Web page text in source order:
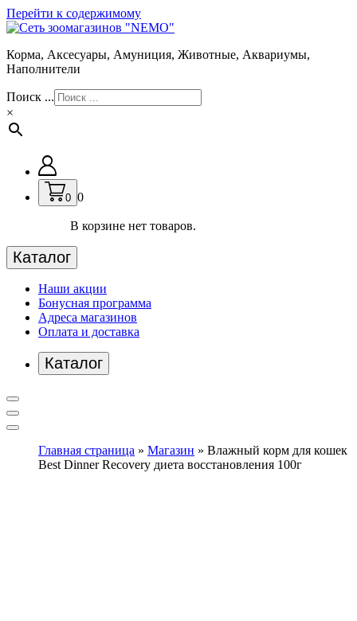
Перейти к содержимому
Корма, Аксесуары, Амуниция, Животные, Аквариумы,
Наполнители
Поиск ...
×
0 0
В корзине нет товаров.
Каталог
Наши акции
Бонусная программа
Адреса магазинов
Оплата и доставка
Каталог
Главная страница » Магазин » Влажный корм для кошек
Best Dinner Recovery диета восстановления 100г